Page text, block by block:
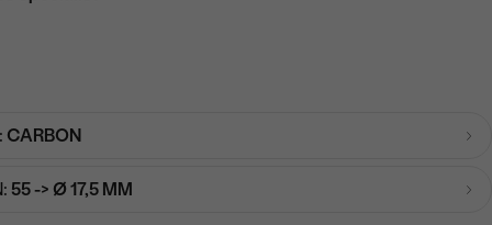
CARBON
55 -> Ø 17,5 MM